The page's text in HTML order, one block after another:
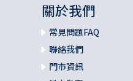
關於我們
常見問題FAQ
聯絡我們
門市資訊